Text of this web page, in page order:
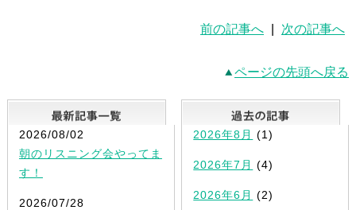
前の記事へ 次の記事へ
ページの先頭へ戻る
最新記事一覧
2026/08/02
朝のリスニング会やってま
す！
2026/07/28
2026年8月 (1)
2026年7月 (4)
2026年6月 (2)